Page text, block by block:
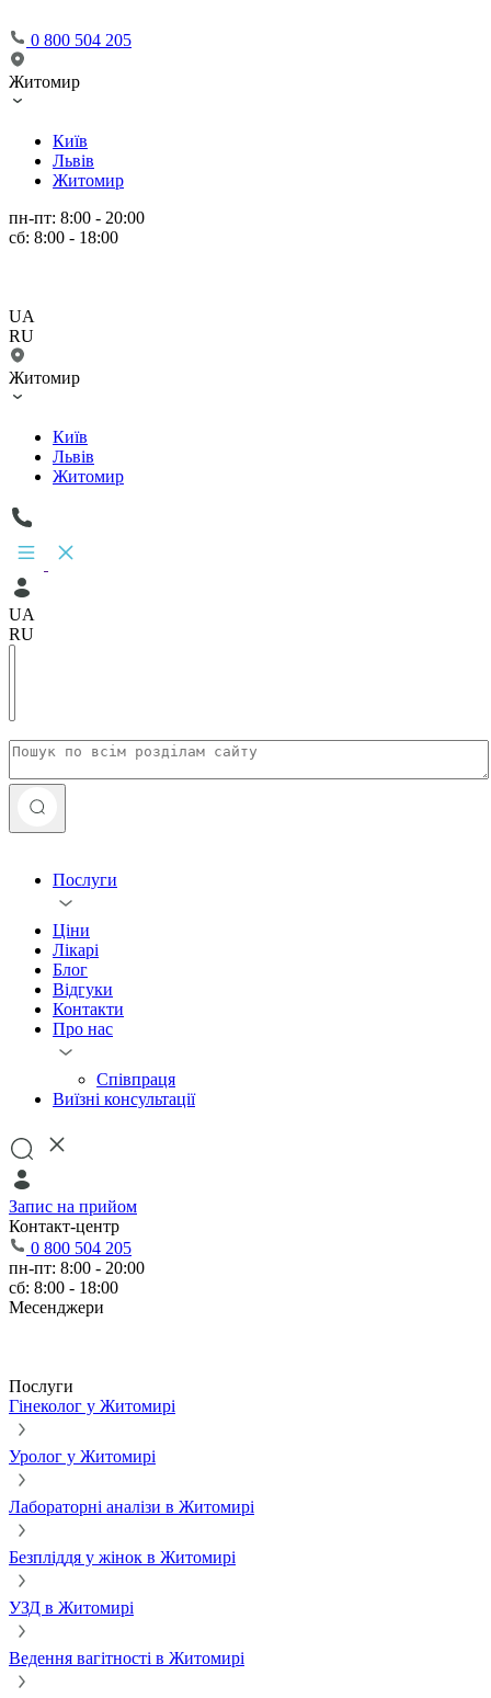
0 800 504 205
Житомир
Київ
Львів
Житомир
пн-пт: 8:00 - 20:00
сб: 8:00 - 18:00
UA
RU
Житомир
Київ
Львів
Житомир
UA
RU
Послуги
Ціни
Лікарі
Блог
Відгуки
Контакти
Про нас
Співпраця
Виїзні консультації
Запис на прийом
Контакт-центр
0 800 504 205
пн-пт: 8:00 - 20:00
сб: 8:00 - 18:00
Месенджери
Послуги
Гінеколог у Житомирі
Уролог у Житомирі
Лабораторні аналізи в Житомирі
Безпліддя у жінок в Житомирі
УЗД в Житомирі
Ведення вагітності в Житомирі